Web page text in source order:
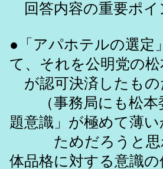
回答内容の重要ポイ
●「アパホテルの選定
て、それを公明党の
が認可決済したもの
（事務局にも松本
題意識」が極めて薄
ためだろうと思わ
体品格に対する意識の